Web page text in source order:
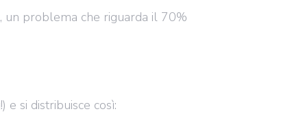
un problema che riguarda il 70%
si distribuisce così: